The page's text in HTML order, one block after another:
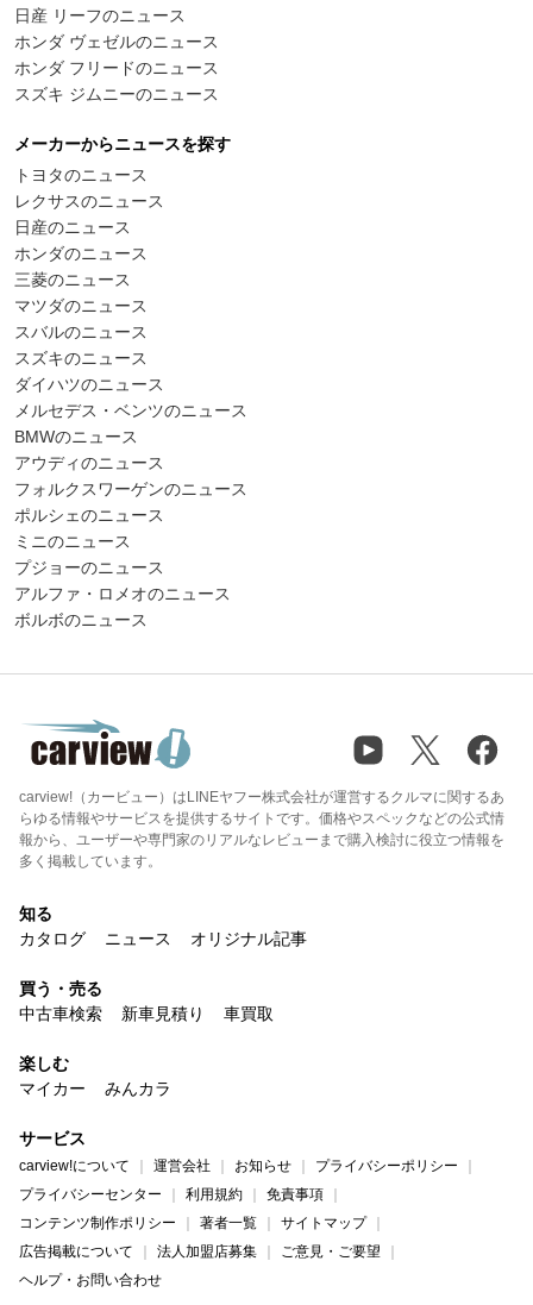
日産 リーフのニュース
ホンダ ヴェゼルのニュース
ホンダ フリードのニュース
スズキ ジムニーのニュース
メーカーからニュースを探す
トヨタのニュース
レクサスのニュース
日産のニュース
ホンダのニュース
三菱のニュース
マツダのニュース
スバルのニュース
スズキのニュース
ダイハツのニュース
メルセデス・ベンツのニュース
BMWのニュース
アウディのニュース
フォルクスワーゲンのニュース
ポルシェのニュース
ミニのニュース
プジョーのニュース
アルファ・ロメオのニュース
ボルボのニュース
carview!（カービュー）はLINEヤフー株式会社が運営するクルマに関するあ
らゆる情報やサービスを提供するサイトです。価格やスペックなどの公式情
報から、ユーザーや専門家のリアルなレビューまで購入検討に役立つ情報を
多く掲載しています。
知る
カタログ
ニュース オリジナル記事
買う・売る
中古車検索
新車見積り 車買取
楽しむ
マイカー
みんカラ
サービス
carview!について 運営会社 お知らせ
プライバシーポリシー
プライバシーセンター
利用規約
免責事項
コンテンツ制作ポリシー
著者一覧
サイトマップ
広告掲載について
法人加盟店募集
ご意見・ご要望
ヘルプ・お問い合わせ